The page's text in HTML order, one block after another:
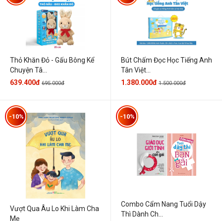
Thỏ Khăn Đỏ - Gấu Bông Kể
Chuyện Tâ...
639.400đ 695.000đ
Bút Chấm Đọc Học Tiếng Anh
Tân Việt...
1.380.000đ 1.500.000đ
Vượt Qua Âu Lo Khi Làm Cha
Mẹ
-10%
Combo Cẩm Nang Tuổi Dậy
Thì Dành Ch...
-10%